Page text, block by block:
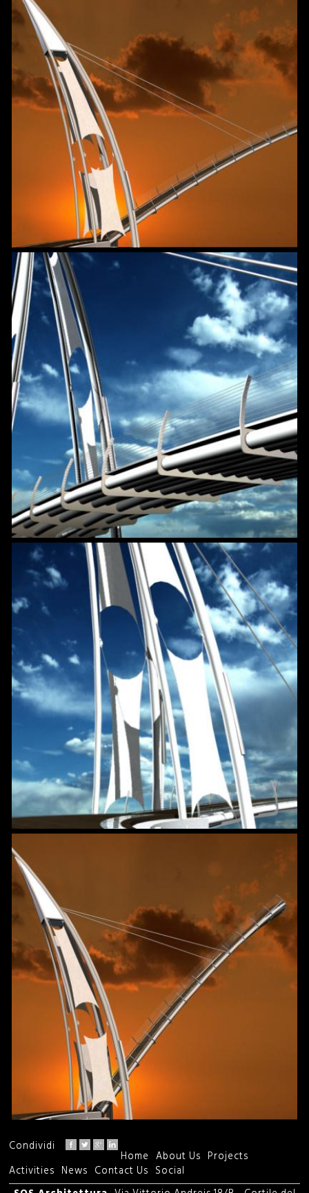
Condividi
M
Home About Us Projects
Activities News Contact Us Social